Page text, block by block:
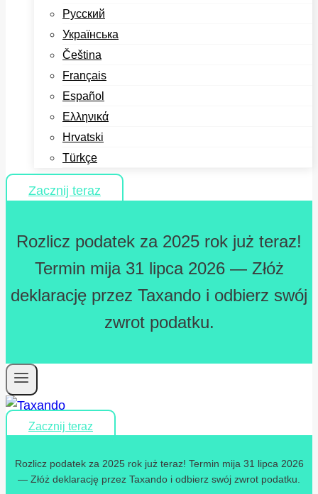
Русский
Українська
Čeština
Français
Español
Ελληνικά
Hrvatski
Türkçe
Zacznij teraz
Rozlicz podatek za 2025 rok już teraz!
Termin mija 31 lipca 2026 — Złóż
deklarację przez Taxando i odbierz swój
zwrot podatku.
Zacznij teraz
Rozlicz podatek za 2025 rok już teraz! Termin mija 31 lipca 2026
— Złóż deklarację przez Taxando i odbierz swój zwrot podatku.